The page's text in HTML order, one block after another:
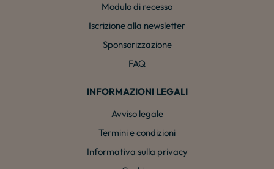
Modulo di recesso
Iscrizione alla newsletter
Sponsorizzazione
FAQ
INFORMAZIONI LEGALI
Avviso legale
Termini e condizioni
Informativa sulla privacy